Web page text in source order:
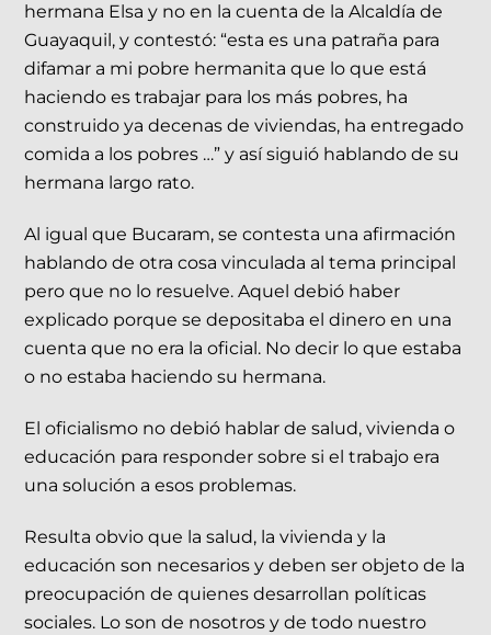
hermana Elsa y no en la cuenta de la Alcaldía de
Guayaquil, y contestó: “esta es una patraña para
difamar a mi pobre hermanita que lo que está
haciendo es trabajar para los más pobres, ha
construido ya decenas de viviendas, ha entregado
comida a los pobres …” y así siguió hablando de su
hermana largo rato.
Al igual que Bucaram, se contesta una afirmación
hablando de otra cosa vinculada al tema principal
pero que no lo resuelve. Aquel debió haber
explicado porque se depositaba el dinero en una
cuenta que no era la oficial. No decir lo que estaba
o no estaba haciendo su hermana.
El oficialismo no debió hablar de salud, vivienda o
educación para responder sobre si el trabajo era
una solución a esos problemas.
Resulta obvio que la salud, la vivienda y la
educación son necesarios y deben ser objeto de la
preocupación de quienes desarrollan políticas
sociales. Lo son de nosotros y de todo nuestro